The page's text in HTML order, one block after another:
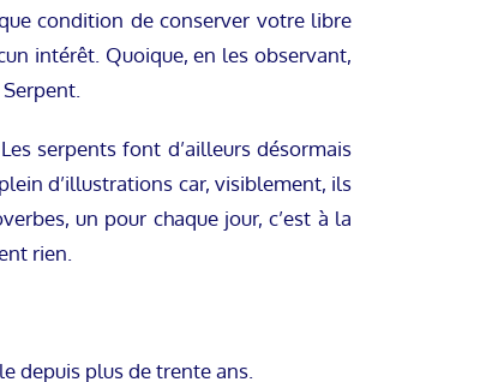
condition de conserver votre libre
intérêt. Quoique, en les observant,
serpents font d’ailleurs désormais
d’illustrations car, visiblement, ils
un pour chaque jour, c’est à la
rien.
depuis plus de trente ans.